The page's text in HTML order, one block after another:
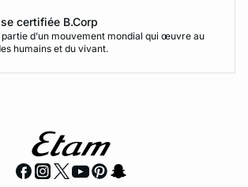
certifiée B.Corp
partie d’un mouvement mondial qui œuvre au
humains et du vivant.